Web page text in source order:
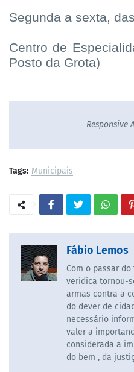
Segunda a sexta,
Centro de
Posto da Grota)
Responsive
Tags: Municipais
Fábio Lemos
Com o passar
veridica tornou-
armas contra a
do dever de
necessário
valer a
considerada a
do bem , da